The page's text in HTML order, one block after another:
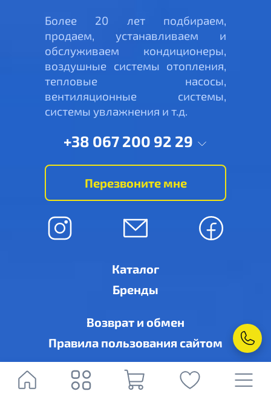
Более 20 лет подбираем,
продаем, устанавливаем и
обслуживаем кондиционеры,
воздушные системы отопления,
тепловые насосы,
вентиляционные системы,
системы увлажнения и т.д.
+38 067 200 92 29
Перезвоните мне
Каталог
Бренды
Возврат и обмен
Правила пользования сайтом
© Ровно-кондиционер, г. Ровно, ул. Дубенская, 6-А